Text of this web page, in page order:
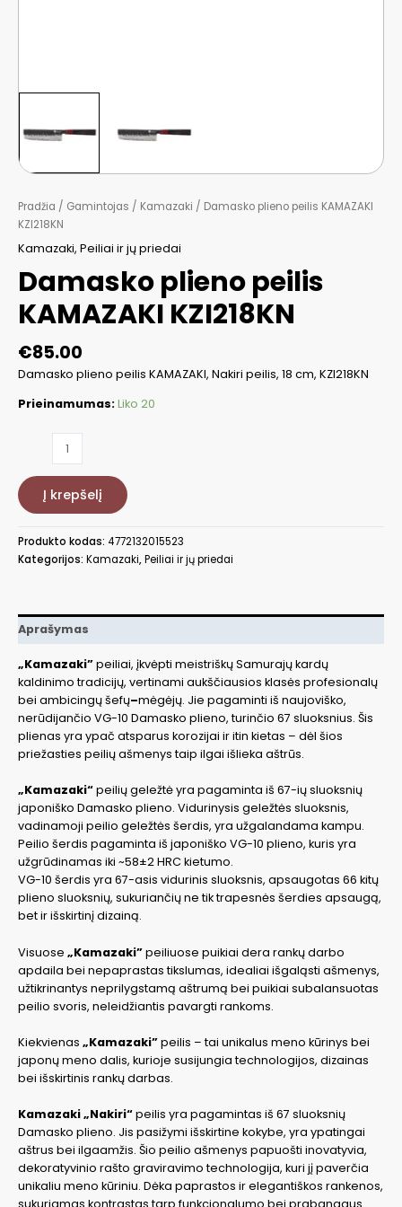
Pradžia / Gamintojas / Kamazaki / Damasko plieno peilis KAMAZAKI
KZI218KN
Kamazaki, Peiliai ir jų priedai
Damasko plieno peilis
KAMAZAKI KZI218KN
€85.00
Damasko plieno peilis KAMAZAKI, Nakiri peilis, 18 cm, KZI218KN
Prieinamumas:Liko 20
Damasko
plieno
peilis
KZI218KN
Į krepšelį
Produkto kodas: 4772132015523
Kategorijos: Kamazaki,Peiliai ir jų priedai
Aprašymas
„Kamazaki”peiliai, įkvėpti meistriškų Samurajų kardų
kaldinimo tradicijų, vertinami aukščiausios klasės profesionalų
bei ambicingų šefų–mėgėjų. Jie pagaminti iš naujoviško,
nerūdijančio VG-10 Damasko plieno, turinčio 67 sluoksnius. Šis
plienas yra ypač atsparus korozijai ir itin kietas – dėl šios
priežasties peilių ašmenys taip ilgai išlieka aštrūs.
„Kamazaki“peilių geležtė yra pagaminta iš 67-ių sluoksnių
japoniško Damasko plieno. Vidurinysis geležtės sluoksnis,
vadinamoji peilio geležtės šerdis, yra užgalandama kampu.
Peilio šerdis pagaminta iš japoniško VG-10 plieno, kuris yra
užgrūdinamas iki ~58±2 HRC kietumo.
VG-10 šerdis yra 67-asis vidurinis sluoksnis, apsaugotas 66 kitų
plieno sluoksnių, sukuriančių ne tik trapesnės šerdies apsaugą,
bet ir išskirtinį dizainą.
Visuose „Kamazaki”peiliuose puikiai dera rankų darbo
apdaila bei nepaprastas tikslumas, idealiai išgaląsti ašmenys,
užtikrinantys neprilygstamą aštrumą bei puikiai subalansuotas
peilio svoris, neleidžiantis pavargti rankoms.
Kiekvienas „Kamazaki”peilis – tai unikalus meno kūrinys bei
japonų meno dalis, kurioje susijungia technologijos, dizainas
bei išskirtinis rankų darbas.
Kamazaki„Nakiri“peilis yra pagamintas iš 67 sluoksnių
Damasko plieno. Jis pasižymi išskirtine kokybe, yra ypatingai
aštrus bei ilgaamžis. Šio peilio ašmenys papuošti inovatyvia,
dekoratyvinio rašto graviravimo technologija, kuri jį paverčia
unikaliu meno kūriniu. Dėka paprastos ir elegantiškos rankenos,